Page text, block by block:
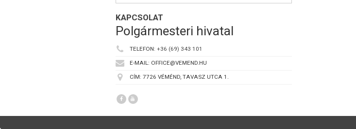
KAPCSOLAT
Polgármesteri hivatal
TELEFON: +36 (69) 343 101
E-MAIL: OFFICE@VEMEND.HU
CÍM: 7726 VÉMÉND, TAVASZ UTCA 1.